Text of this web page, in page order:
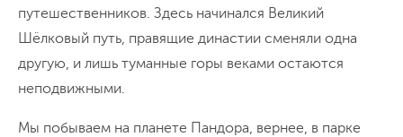
путешественников. Здесь начинался Великий
Шёлковый путь, правящие династии сменяли одна
другую, и лишь туманные горы веками остаются
неподвижными.
Мы побываем на планете Пандора, вернее, в парке